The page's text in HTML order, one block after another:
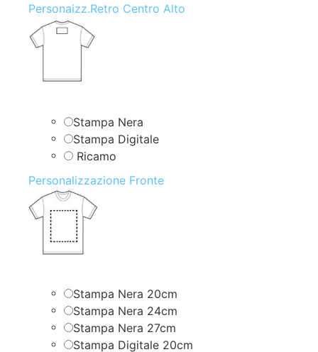
Personaizz.Retro Centro Alto
Stampa Nera
Stampa Digitale
Ricamo
Personalizzazione Fronte
Stampa Nera 20cm
Stampa Nera 24cm
Stampa Nera 27cm
Stampa Digitale 20cm